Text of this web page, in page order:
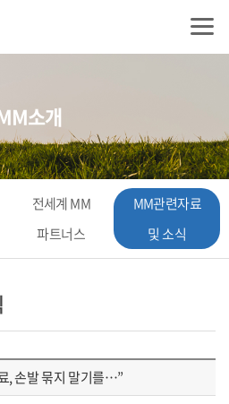
소개
전세계 MM
파트너스
MM관련자료
및 소식
, 손발 묶지 말기를…”